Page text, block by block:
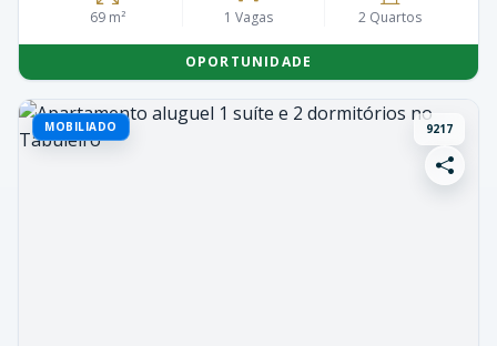
69 m² 1 Vagas 2 Quartos
OPORTUNIDADE
MOBILIADO 9217